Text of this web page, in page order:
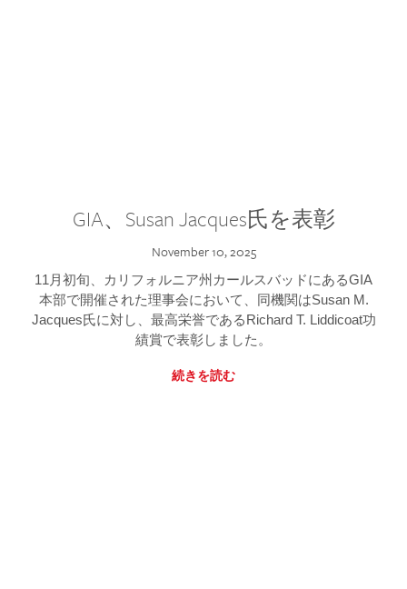
GIA、Susan Jacques氏を表彰
November 10, 2025
11月初旬、カリフォルニア州カールスバッドにあるGIA
本部で開催された理事会において、同機関はSusan M.
Jacques氏に対し、最高栄誉であるRichard T. Liddicoat功
績賞で表彰しました。
続きを読む